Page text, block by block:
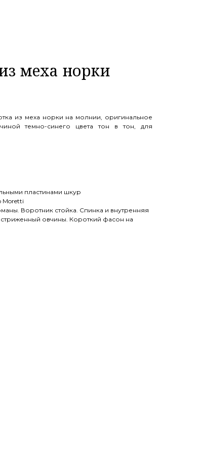
меха норки
из меха норки на молнии, оригинальное
темно-синего цвета тон в тон, для
пластинами шкур
Moretti
Воротник стойка. Спинка и внутренняя
овчины. Короткий фасон на